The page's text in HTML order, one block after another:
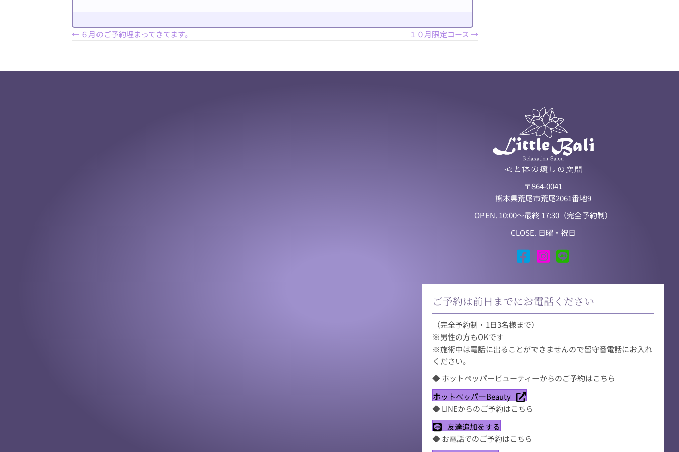
Posts
← ６月のご予約埋まってきてます。 １０月限定コース →
〒864-0041
熊本県荒尾市荒尾2061番地9
OPEN. 10:00〜最終 17:30（完全予約制）
CLOSE. 日曜・祝日
ご予約は前日までにお電話ください
（完全予約制・1日3名様まで）
※男性の方もOKです
※施術中は電話に出ることができませんので留守番電話にお入れ
ください。
◆ ホットペッパービューティーからのご予約はこちら
ホットペッパーBeauty
◆ LINEからのご予約はこちら
友達追加をする
◆ お電話でのご予約はこちら